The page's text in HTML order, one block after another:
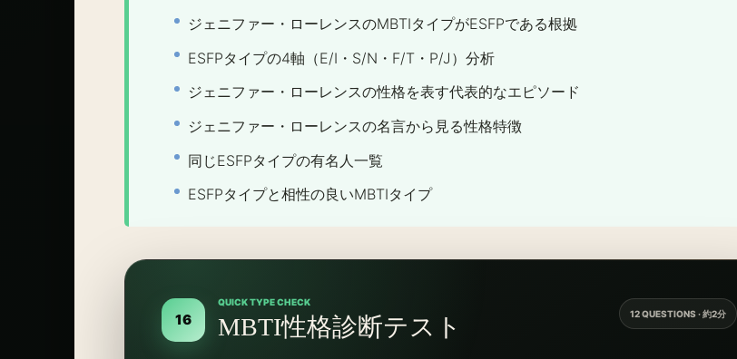
ジェニファー・ローレンスのMBTIタイプがESFPである根拠
ESFPタイプの4軸（E/I・S/N・F/T・P/J）分析
ジェニファー・ローレンスの性格を表す代表的なエピソード
ジェニファー・ローレンスの名言から見る性格特徴
同じESFPタイプの有名人一覧
ESFPタイプと相性の良いMBTIタイプ
16
QUICK TYPE CHECK
MBTI性格診断テスト 12 QUESTIONS · 約2分